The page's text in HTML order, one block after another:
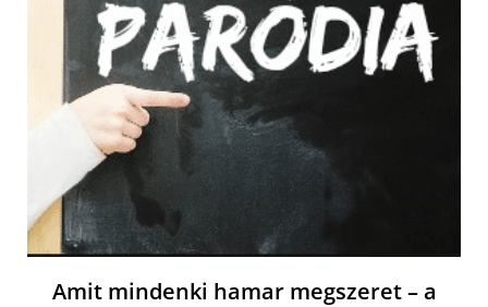
Amit mindenki hamar megszeret – a